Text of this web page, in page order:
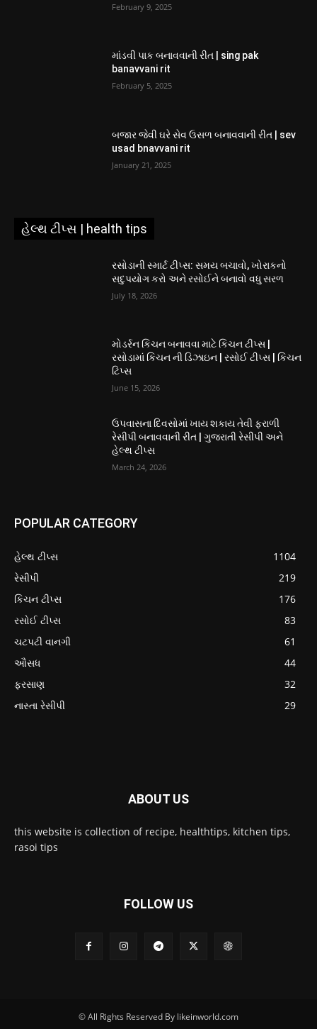
February 9, 2025
માંડવી પાક બનાવવાની રીત | sing pak
banavvani rit
February 5, 2025
બજાર જેવી ઘરે સેવ ઉસળ બનાવવાની રીત | sev
usad bnavvani rit
January 21, 2025
હેલ્થ ટીપ્સ | health tips
રસોડાની સ્માર્ટ ટીપ્સ: સમય બચાવો, ખોરાકનો
સદુપયોગ કરો અને રસોઈને બનાવો વધુ સરળ
July 18, 2026
મોડર્રન કિચન બનાવવા માટે કિચન ટીપ્સ |
રસોડામાં કિચન ની ડિઝાઇન | રસોઈ ટીપ્સ | કિચન
ટિપ્સ
June 15, 2026
ઉપવાસના દિવસોમાં ખાય શકાય તેવી ફરાળી
રેસીપી બનાવવાની રીત | ગુજરાતી રેસીપી અને
હેલ્થ ટીપ્સ
March 24, 2026
POPULAR CATEGORY
હેલ્થ ટીપ્સ
1104
રેસીપી
219
કિચન ટીપ્સ
176
રસોઈ ટીપ્સ
83
ચટપટી વાનગી
61
ઔસધ
44
ફરસાણ
32
નાસ્તા રેસીપી
29
ABOUT US
this website is collection of recipe, healthtips, kitchen tips,
rasoi tips
FOLLOW US
© All Rights Reserved By likeinworld.com